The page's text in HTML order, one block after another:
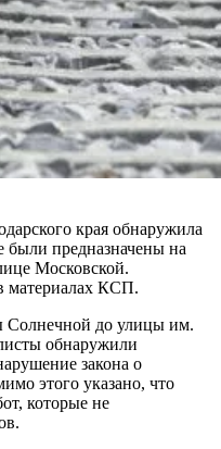
края обнаружила
были предназначены на
Московской.
материалах КСП.
Солнечной до улицы им.
обнаружили
закона о
этого указано, что
которые не